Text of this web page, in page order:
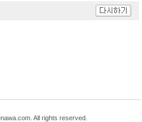
All rights reserved.